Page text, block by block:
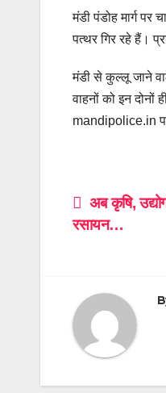
मंडी पंडोह मार्ग
पत्थर गिर रहे हैं।
मंडी से कुल्लू जाने
वाहनों को इन
mandipolice.in
Post
अब कृषि,
रसायन…